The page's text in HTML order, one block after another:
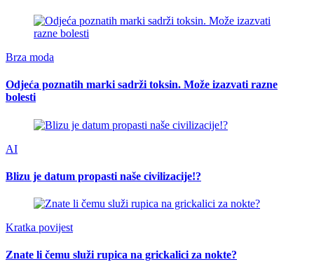
Brza moda
Odjeća poznatih marki sadrži toksin. Može izazvati razne
bolesti
AI
Blizu je datum propasti naše civilizacije!?
Kratka povijest
Znate li čemu služi rupica na grickalici za nokte?